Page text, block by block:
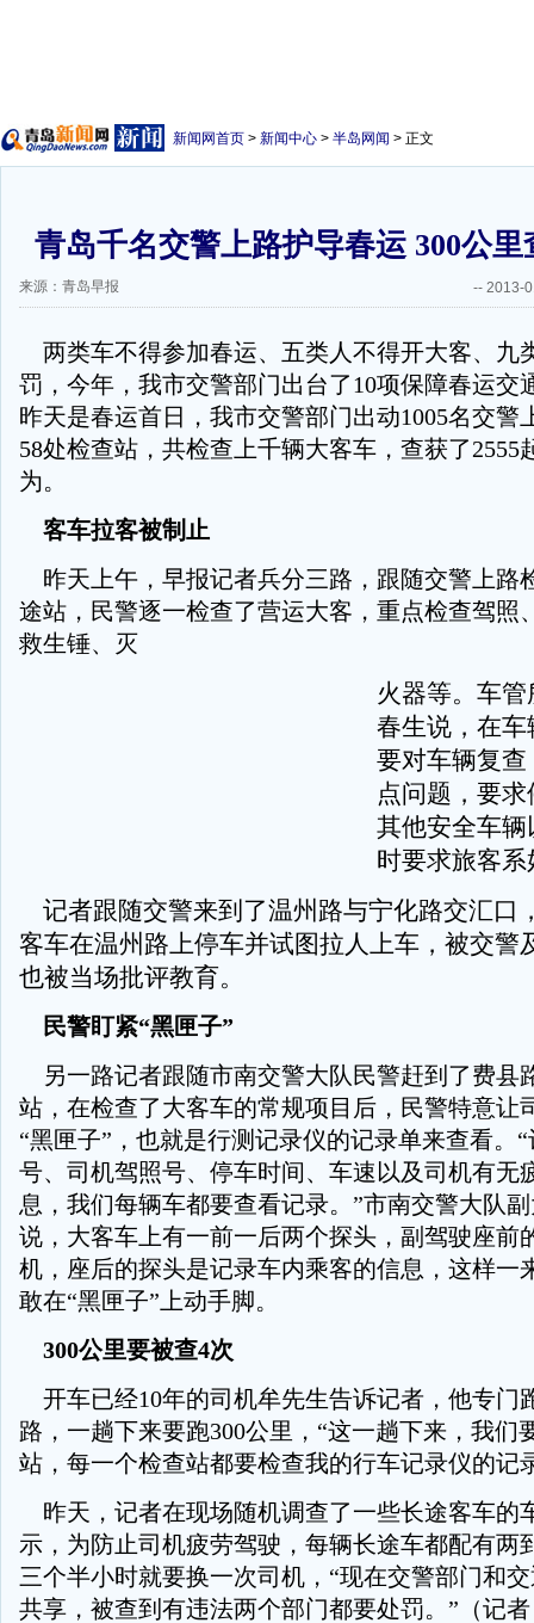
新闻网首页 > 新闻中心 > 半岛网闻 > 正文
青岛千名交警上路护导春运 300公里
来源：青岛早报 -- 2013-
两类车不得参加春运、五类人不得开大客、九
罚，今年，我市交警部门出台了10项保障春运交
昨天是春运首日，我市交警部门出动1005名交警
58处检查站，共检查上千辆大客车，查获了2555
为。
客车拉客被制止
昨天上午，早报记者兵分三路，跟随交警上路
途站，民警逐一检查了营运大客，重点检查驾照
救生锤、灭
火器等。车
春生说，在
要对车辆复
点问题，要
其他安全车
时要求旅客
记者跟随交警来到了温州路与宁化路交汇口
客车在温州路上停车并试图拉人上车，被交警
也被当场批评教育。
民警盯紧“黑匣子”
另一路记者跟随市南交警大队民警赶到了费县
站，在检查了大客车的常规项目后，民警特意让
“黑匣子”，也就是行测记录仪的记录单来查看。
号、司机驾照号、停车时间、车速以及司机有无
息，我们每辆车都要查看记录。”市南交警大队
说，大客车上有一前一后两个探头，副驾驶座前
机，座后的探头是记录车内乘客的信息，这样一
敢在“黑匣子”上动手脚。
300公里要被查4次
开车已经10年的司机牟先生告诉记者，他专门
路，一趟下来要跑300公里，“这一趟下来，我们
站，每一个检查站都要检查我的行车记录仪的记
昨天，记者在现场随机调查了一些长途客车的
示，为防止司机疲劳驾驶，每辆长途车都配有两
三个半小时就要换一次司机，“现在交警部门和
共享，被查到有违法两个部门都要处罚。”（记